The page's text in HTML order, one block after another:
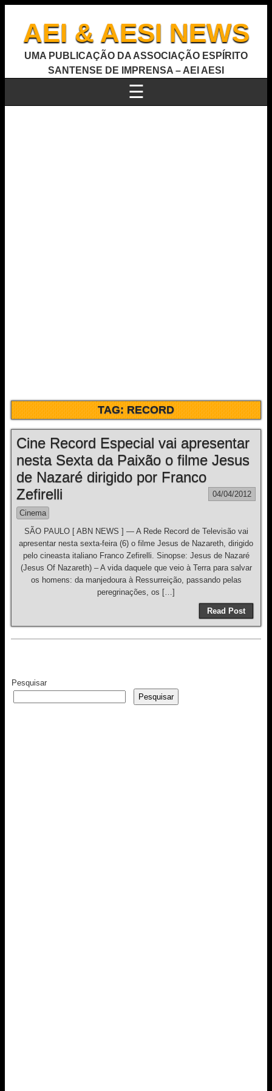
AEI & AESI NEWS
UMA PUBLICAÇÃO DA ASSOCIAÇÃO ESPÍRITO
SANTENSE DE IMPRENSA – AEI AESI
☰
TAG:RECORD
Cine Record Especial vai apresentar
nesta Sexta da Paixão o filme Jesus
de Nazaré dirigido por Franco
Zefirelli
04/04/2012
Cinema
SÃO PAULO [ ABN NEWS ] — A Rede Record de Televisão vai
apresentar nesta sexta-feira (6) o filme Jesus de Nazareth, dirigido
pelo cineasta italiano Franco Zefirelli. Sinopse: Jesus de Nazaré
(Jesus Of Nazareth) – A vida daquele que veio à Terra para salvar
os homens: da manjedoura à Ressurreição, passando pelas
peregrinações, os […]
Read Post
Pesquisar
Pesquisar